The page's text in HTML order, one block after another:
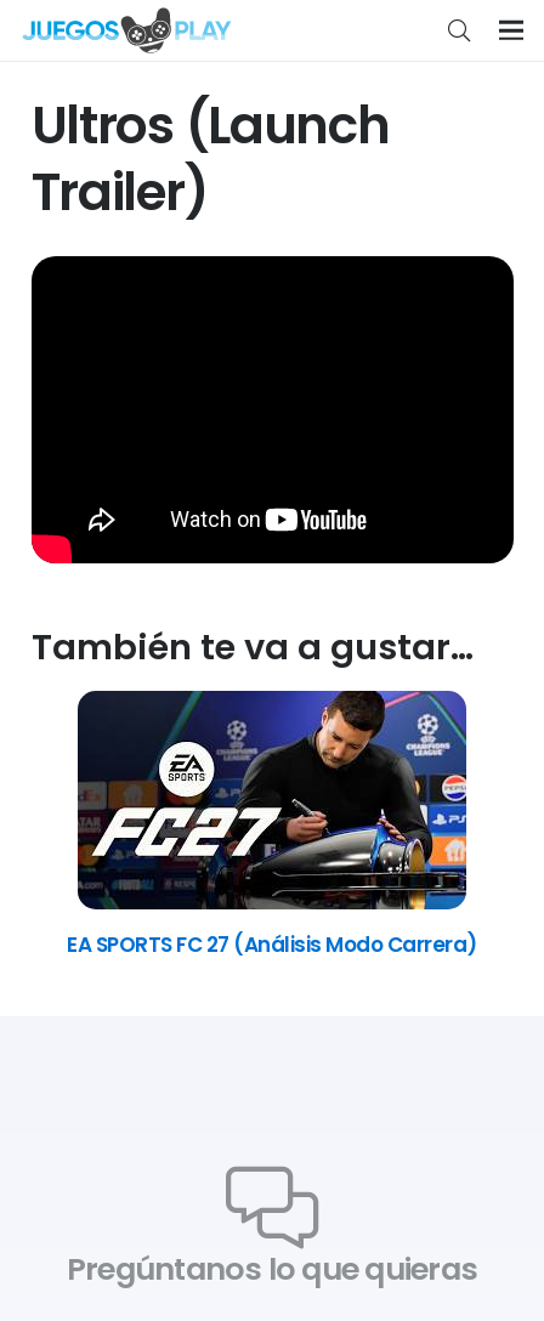
Ultros (Launch
Trailer)
También te va a gustar…
EA SPORTS FC 27 (Análisis Modo Carrera)
Pregúntanos lo que quieras